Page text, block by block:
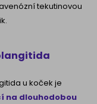
tekutinovou
u koček je
na dlouhodobou